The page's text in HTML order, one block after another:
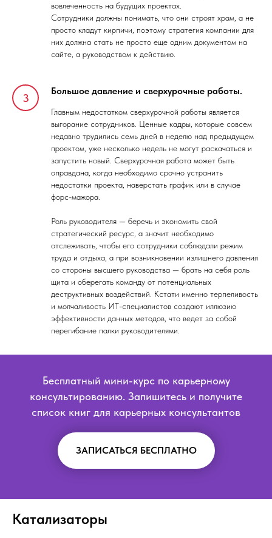
вовлеченность на будущих проектах.
Сотрудники должны понимать, что они строят храм, а не
просто кладут кирпичи, поэтому стратегия компании для
них должна стать не просто еще одним документом на
сайте, а руководством к действию.
Большое давление и сверхурочные работы.
Главным недостатком сверхурочной работы является
выгорание сотрудников. Ценные кадры, которые совсем
недавно трудились семь дней в неделю над предыдущем
проектом, уже несколько недель не могут раскачаться и
запустить новый. Сверхурочная работа может быть
оправдана, когда необходимо срочно устранить
недостатки проекта, наверстать график или в случае
форс-мажора.
Роль руководителя — беречь и экономить свой
стратегический ресурс, а значит необходимо
отслеживать, чтобы его сотрудники соблюдали режим
труда и отдыха, а при возникновении излишнего давления
со стороны высшего руководства — брать на себя роль
щита и оберегать команду от потенциальных
деструктивных воздействий. Кстати именно терпеливость
и молчаливость ИТ-специалистов создают иллюзию
эффективности данных методов, что ведет за собой
перегибание палки руководителями.
Бесплатный мини-курс по карьерному
консультированию. Запишитесь и получите
список книг для карьерных консультантов
ЗАПИСАТЬСЯ БЕСПЛАТНО
Катализаторы